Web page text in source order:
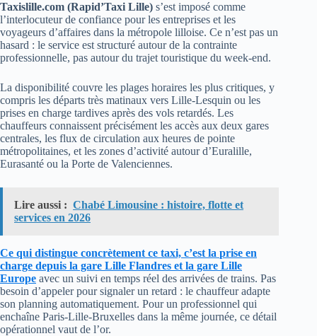
Taxislille.com (Rapid’Taxi Lille) s’est imposé comme
l’interlocuteur de confiance pour les entreprises et les
voyageurs d’affaires dans la métropole lilloise. Ce n’est pas un
hasard : le service est structuré autour de la contrainte
professionnelle, pas autour du trajet touristique du week-end.
La disponibilité couvre les plages horaires les plus critiques, y
compris les départs très matinaux vers Lille-Lesquin ou les
prises en charge tardives après des vols retardés. Les
chauffeurs connaissent précisément les accès aux deux gares
centrales, les flux de circulation aux heures de pointe
métropolitaines, et les zones d’activité autour d’Euralille,
Eurasanté ou la Porte de Valenciennes.
Lire aussi : Chabé Limousine : histoire, flotte et
services en 2026
Ce qui distingue concrètement ce taxi, c’est la prise en
charge depuis la gare Lille Flandres et la gare Lille
Europe avec un suivi en temps réel des arrivées de trains. Pas
besoin d’appeler pour signaler un retard : le chauffeur adapte
son planning automatiquement. Pour un professionnel qui
enchaîne Paris-Lille-Bruxelles dans la même journée, ce détail
opérationnel vaut de l’or.